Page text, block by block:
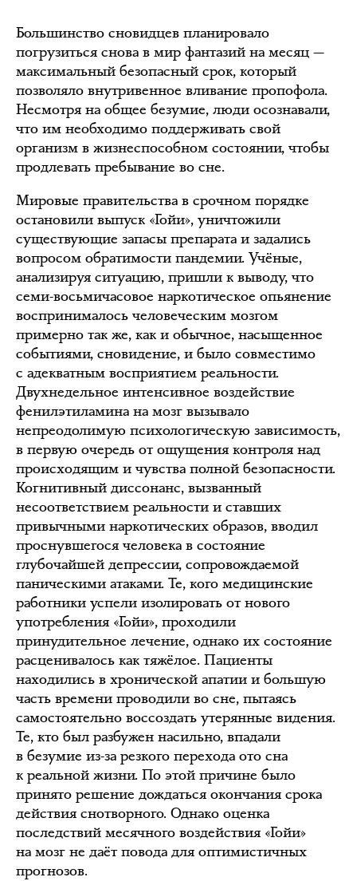
Большинство сновидцев планировало
погрузиться снова в мир фантазий на месяц —
максимальный безопасный срок, который
позволяло внутривенное вливание пропофола.
Несмотря на общее безумие, люди осознавали,
что им необходимо поддерживать свой
организм в жизнеспособном состоянии, чтобы
продлевать пребывание во сне.
Мировые правительства в срочном порядке
остановили выпуск «Гойи», уничтожили
существующие запасы препарата и задались
вопросом обратимости пандемии. Учёные,
анализируя ситуацию, пришли к выводу, что
семи-восьмичасовое наркотическое опьянение
воспринималось человеческим мозгом
примерно так же, как и обычное, насыщенное
событиями, сновидение, и было совместимо
с адекватным восприятием реальности.
Двухнедельное интенсивное воздействие
фенилэтиламина на мозг вызывало
непреодолимую психологическую зависимость,
в первую очередь от ощущения контроля над
происходящим и чувства полной безопасности.
Когнитивный диссонанс, вызванный
несоответствием реальности и ставших
привычными наркотических образов, вводил
проснувшегося человека в состояние
глубочайшей депрессии, сопровождаемой
паническими атаками. Те, кого медицинские
работники успели изолировать от нового
употребления «Гойи», проходили
принудительное лечение, однако их состояние
расценивалось как тяжёлое. Пациенты
находились в хронической апатии и большую
часть времени проводили во сне, пытаясь
самостоятельно воссоздать утерянные видения.
Те, кто был разбужен насильно, впадали
в безумие из-за резкого перехода ото сна
к реальной жизни. По этой причине было
принято решение дождаться окончания срока
действия снотворного. Однако оценка
последствий месячного воздействия «Гойи»
на мозг не даёт повода для оптимистичных
прогнозов.